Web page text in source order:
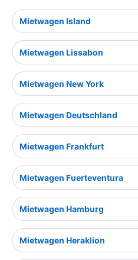
Mietwagen Island
Mietwagen Lissabon
Mietwagen New York
Mietwagen Deutschland
Mietwagen Frankfurt
Mietwagen Fuerteventura
Mietwagen Hamburg
Mietwagen Heraklion